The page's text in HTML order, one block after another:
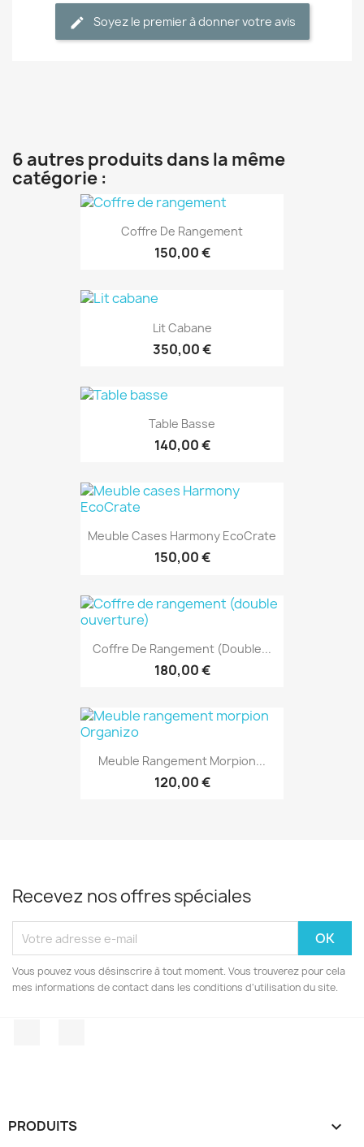
Soyez le premier à donner votre avis
6 autres produits dans la même
catégorie :
Coffre De Rangement
150,00 €
Lit Cabane
350,00 €
Table Basse
140,00 €
Meuble Cases Harmony EcoCrate
150,00 €
Coffre De Rangement (double...
180,00 €
Meuble Rangement Morpion...
120,00 €
Recevez nos offres spéciales
Vous pouvez vous désinscrire à tout moment. Vous trouverez pour cela
mes informations de contact dans les conditions d'utilisation du site.
PRODUITS 